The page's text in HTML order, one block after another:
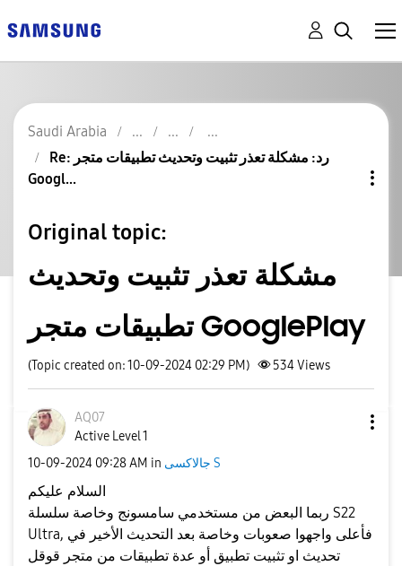
Saudi Arabia
Re: رد: مشكلة تعذر تثبيت وتحديث تطبيقات متجر
Googl...
Original topic:
مشكلة تعذر تثبيت وتحديث
تطبيقات متجر GooglePlay
(Topic created on: 10-09-2024 02:29 PM) 534Views
AQ07
Active Level 1
‎10-09-2024 09:28 AM in جالاكسى S
ربما البعض من مستخدمي سامسونج وخاصة سلسلة S22
Ultra, فأعلى واجهوا صعوبات وخاصة بعد التحديث الأخير في
تحديث او تثبيت تطبيق أو عدة تطبيقات من متجر قوقل